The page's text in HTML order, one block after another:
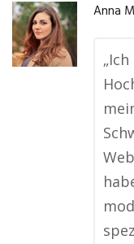
Anna